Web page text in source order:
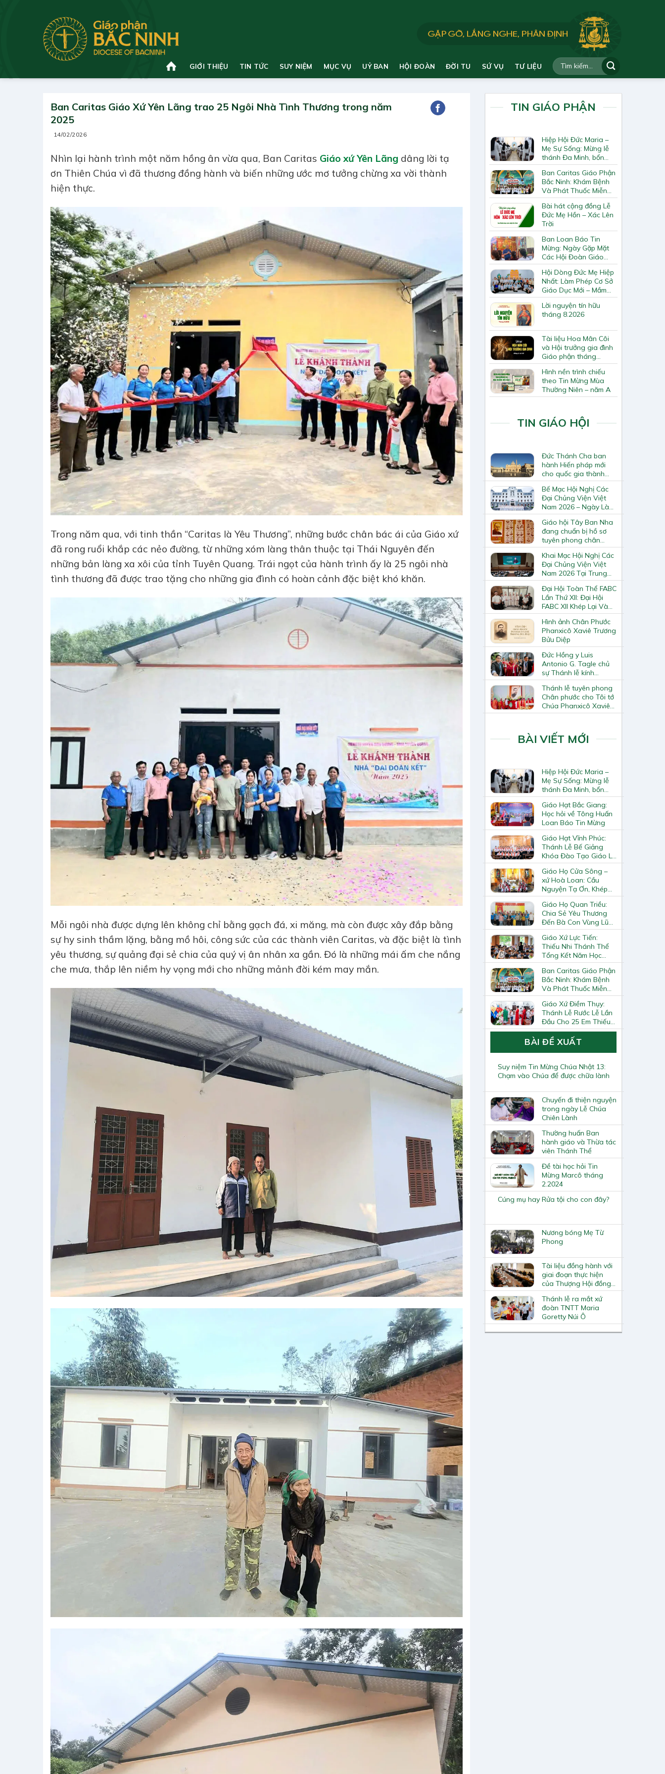
GIỚI THIỆU TIN TỨC SUY NIỆM MỤC VỤ UỶ BAN HỘI ĐOÀN ĐỜI TU SỨ VỤ TƯ LIỆU
Ban Caritas Giáo Xứ Yên Lãng trao 25 Ngôi Nhà Tình Thương trong năm
2025
14/02/2026
Nhìn lại hành trình một năm hồng ân vừa qua, Ban Caritas Giáo xứ Yên Lãng dâng lời tạ
ơn Thiên Chúa vì đã thương đồng hành và biến những ước mơ tưởng chừng xa vời thành
hiện thực.
Trong năm qua, với tinh thần “Caritas là Yêu Thương”, những bước chân bác ái của Giáo xứ
đã rong ruổi khắp các nẻo đường, từ những xóm làng thân thuộc tại Thái Nguyên đến
những bản làng xa xôi của tỉnh Tuyên Quang. Trái ngọt của hành trình ấy là 25 ngôi nhà
tình thương đã được trao tặng cho những gia đình có hoàn cảnh đặc biệt khó khăn.
Mỗi ngôi nhà được dựng lên không chỉ bằng gạch đá, xi măng, mà còn được xây đắp bằng
sự hy sinh thầm lặng, bằng mồ hôi, công sức của các thành viên Caritas, và đặc biệt là tình
yêu thương, sự quảng đại sẻ chia của quý vị ân nhân xa gần. Đó là những mái ấm che nắng
che mưa, thắp lên niềm hy vọng mới cho những mảnh đời kém may mắn.
TIN GIÁO PHẬN
Hiệp Hội Đức Maria –
Mẹ Sự Sống: Mừng lễ
thánh Đa Minh, bổn
mạng Hiệp Hội
Ban Caritas Giáo Phận
Bắc Ninh: Khám Bệnh
Và Phát Thuốc Miễn
Phí Tại Giáo Xứ Đồng
Chương
Bài hát cộng đồng Lễ
Đức Mẹ Hồn – Xác Lên
Trời
Ban Loan Báo Tin
Mừng: Ngày Gặp Mặt
Các Hội Đoàn Giáo
Hạt Bắc Giang
Hội Dòng Đức Mẹ Hiệp
Nhất: Làm Phép Cơ Sở
Giáo Dục Mới – Mầm
Non Thiên Ân
Lời nguyện tín hữu
tháng 8.2026
Tài liệu Hoa Mân Côi
và Hội trưởng gia đình
Giáo phận tháng
8.2026
Hình nền trình chiếu
theo Tin Mừng Mùa
Thường Niên – năm A
TIN GIÁO HỘI
Đức Thánh Cha ban
hành Hiến pháp mới
cho quốc gia thành
Vatican
Bế Mạc Hội Nghị Các
Đại Chủng Viện Việt
Nam 2026 – Ngày Làm
Việc Cuối Cùng
Giáo hội Tây Ban Nha
đang chuẩn bị hồ sơ
tuyên phong chân
phước và phong thánh
cho 3.344 vị
Khai Mạc Hội Nghị Các
Đại Chủng Viện Việt
Nam 2026 Tại Trung
Tâm Mục Vụ Giáo
Phận Vinh
Đại Hội Toàn Thể FABC
Lần Thứ XII: Đại Hội
FABC XII Khép Lại Và
Mở Ra Một Hành Trình
Mới Cho Giáo Hội Tại
Châu Á
Hình ảnh Chân Phước
Phanxicô Xaviê Trương
Bửu Diệp
Đức Hồng y Luis
Antonio G. Tagle chủ
sự Thánh lễ kính
Thánh Tô-ma Tông đồ
tại Nhà thờ Chính tòa
Hà Nội
Thánh lễ tuyên phong
Chân phước cho Tôi tớ
Chúa Phanxicô Xaviê
Trương Bửu Diệp
BÀI VIẾT MỚI
Hiệp Hội Đức Maria –
Mẹ Sự Sống: Mừng lễ
thánh Đa Minh, bổn
mạng Hiệp Hội
Giáo Hạt Bắc Giang:
Học hỏi về Tông Huấn
Loan Báo Tin Mừng
Giáo Hạt Vĩnh Phúc:
Thánh Lễ Bế Giảng
Khóa Đào Tạo Giáo Lý
Viên – Huynh Trưởng
Cấp II
Giáo Họ Cửa Sông –
xứ Hoà Loan: Cầu
Nguyện Tạ Ơn, Khép
Lại Khóa Huấn Luyện
Giáo Lý Viên Cấp II
Giáo Họ Quan Triều:
Chia Sẻ Yêu Thương
Đến Bà Con Vùng Lũ
Lai Châu
Giáo Xứ Lực Tiến:
Thiếu Nhi Thánh Thể
Tổng Kết Năm Học
Giáo Lý
Ban Caritas Giáo Phận
Bắc Ninh: Khám Bệnh
Và Phát Thuốc Miễn
Phí Tại Giáo Xứ Đồng
Chương
Giáo Xứ Điềm Thụy:
Thánh Lễ Rước Lễ Lần
Đầu Cho 25 Em Thiếu
Nhi
BÀI ĐỀ XUẤT
Suy niệm Tin Mừng Chúa Nhật 13:
Chạm vào Chúa để được chữa lành
Chuyến đi thiện nguyện
trong ngày Lễ Chúa
Chiên Lành
Thường huấn Ban
hành giáo và Thừa tác
viên Thánh Thể
Đề tài học hỏi Tin
Mừng Marcô tháng
2.2024
Cúng mụ hay Rửa tội cho con đây?
Nương bóng Mẹ Từ
Phong
Tài liệu đồng hành với
giai đoạn thực hiện
của Thượng Hội đồng
về hiệp hành sẽ được
công bố ngày 7/7
Thánh lễ ra mắt xứ
đoàn TNTT Maria
Goretty Núi Ô